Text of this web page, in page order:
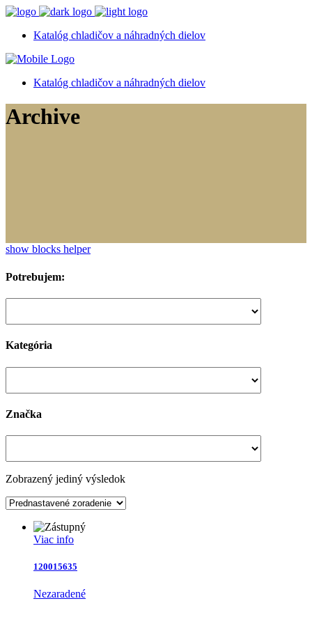
Katalóg chladičov a náhradných dielov
Katalóg chladičov a náhradných dielov
Archive
show blocks helper
Potrebujem:
Kategória
Značka
Zobrazený jediný výsledok
Viac info
120015635
Nezaradené